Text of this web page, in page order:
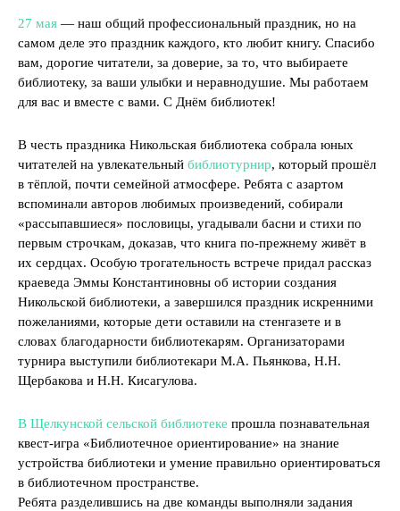
27 мая — наш общий профессиональный праздник, но на
самом деле это праздник каждого, кто любит книгу. Спасибо
вам, дорогие читатели, за доверие, за то, что выбираете
библиотеку, за ваши улыбки и неравнодушие. Мы работаем
для вас и вместе с вами. С Днём библиотек!
В честь праздника Никольская библиотека собрала юных
читателей на увлекательный библиотурнир, который прошёл
в тёплой, почти семейной атмосфере. Ребята с азартом
вспоминали авторов любимых произведений, собирали
«рассыпавшиеся» пословицы, угадывали басни и стихи по
первым строчкам, доказав, что книга по-прежнему живёт в
их сердцах. Особую трогательность встрече придал рассказ
краеведа Эммы Константиновны об истории создания
Никольской библиотеки, а завершился праздник искренними
пожеланиями, которые дети оставили на стенгазете и в
словах благодарности библиотекарям. Организаторами
турнира выступили библиотекари М.А. Пьянкова, Н.Н.
Щербакова и Н.Н. Кисагулова.
В Щелкунской сельской библиотеке прошла познавательная
квест-игра «Библиотечное ориентирование» на знание
устройства библиотеки и умение правильно ориентироваться
в библиотечном пространстве.
Ребята разделившись на две команды выполняли задания